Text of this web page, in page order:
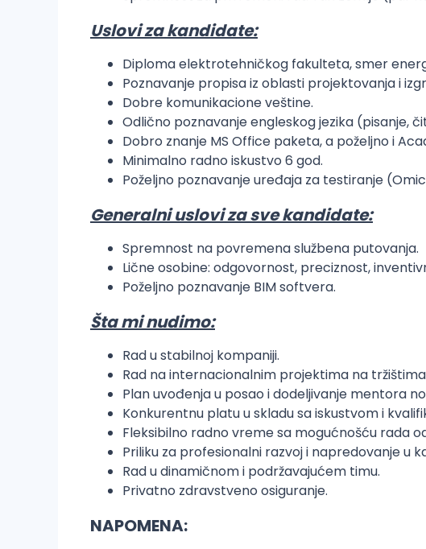
Uslovi za kandidate:
Diploma elektrotehničkog fakulteta, smer
Poznavanje propisa iz oblasti projektovanja i
Dobre komunikacione veštine.
Odlično poznavanje engleskog jezika (pisanje,
Dobro znanje MS Office paketa, a poželjno i
Minimalno radno iskustvo 6 god.
Poželjno poznavanje uređaja za testiranje
Generalni uslovi za sve kandidate:
Spremnost na povremena službena putovanja.
Lične osobine: odgovornost, preciznost,
Poželjno poznavanje BIM softvera.
Šta mi nudimo:
Rad u stabilnoj kompaniji.
Rad na internacionalnim projektima na tržištima
Plan uvođenja u posao i dodeljivanje mentora
Konkurentnu platu u skladu sa iskustvom i
Fleksibilno radno vreme sa mogućnošću rada
Priliku za profesionalni razvoj i napredovanje u
Rad u dinamičnom i podržavajućem timu.
Privatno zdravstveno osiguranje.
NAPOMENA: